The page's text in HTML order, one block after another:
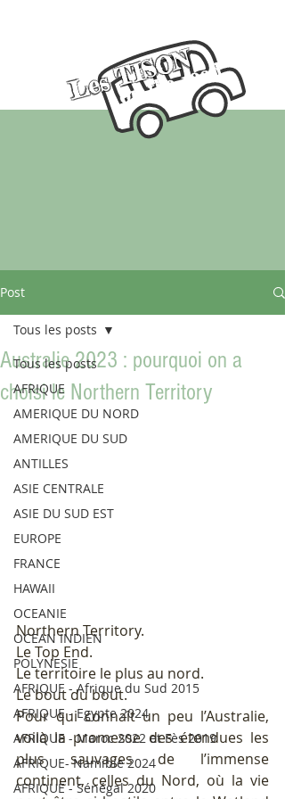
on the road
Les TISON
Post
Tous les posts
AFRIQUE
AMERIQUE DU NORD
AMERIQUE DU SUD
ANTILLES
ASIE CENTRALE
ASIE DU SUD EST
EUROPE
FRANCE
HAWAII
OCEANIE
OCEAN INDIEN
POLYNESIE
AFRIQUE - Afrique du Sud 2015
AFRIQUE - Egypte 2024
AFRIQUE - Maroc 2022 et Fès 2019
AFRIQUE- Namibie 2024
AFRIQUE - Sénégal 2020
Tous les posts
Australie 2023 : pourquoi on a
choisi le Northern Territory
Northern Territory.
Le Top End.
Le territoire le plus au nord.
Le bout du bout.
Pour qui connaît un peu l’Australie,
voilà la promesse des étendues les
plus sauvages de l’immense
continent, celles du Nord, où la vie